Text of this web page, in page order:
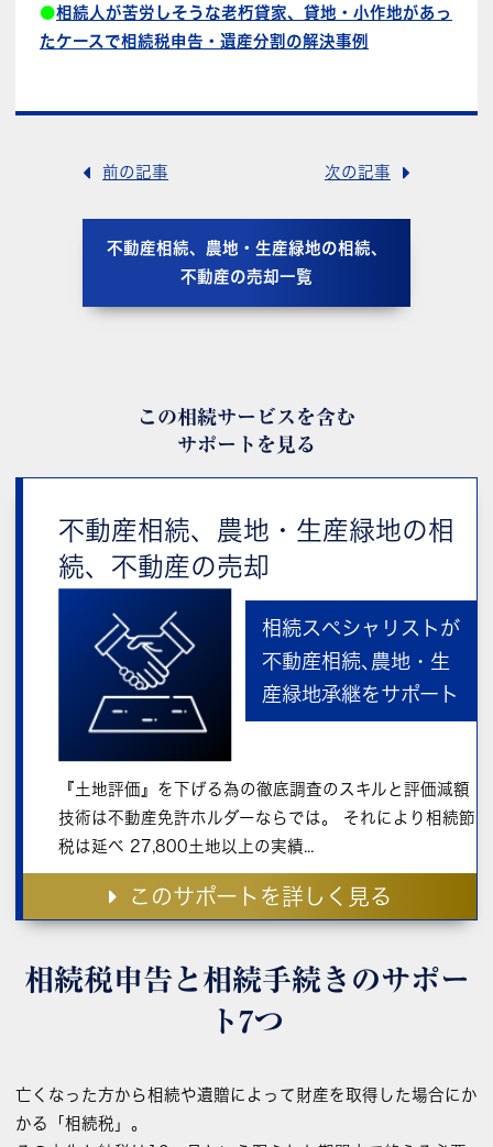
●相続人が苦労しそうな老朽貸家、貸地・小作地があっ
たケースで相続税申告・遺産分割の解決事例
前の記事
不動産相続、農地・生産緑地の相続、
不動産の売却一覧
次の記事
この相続サービスを含む
サポートを見る
不動産相続、農地・生産緑地の相
続、不動産の売却
相続スペシャリストが
不動産相続､農地・生
産緑地承継をサポート
『土地評価』を下げる為の徹底調査のスキルと評価減額
技術は不動産免許ホルダーならでは。 それにより相続節
税は延べ 27,800土地以上の実績...
このサポートを詳しく見る
相続税申告と相続手続きのサポー
ト7つ
亡くなった方から相続や遺贈によって財産を取得した場合にか
かる「相続税」。